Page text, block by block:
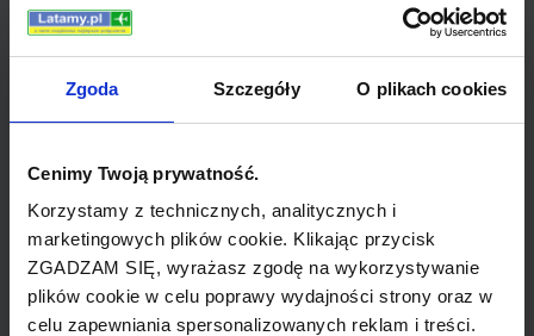
Zgoda Szczegóły O plikach cookies
Cenimy Twoją prywatność.
Korzystamy z technicznych, analitycznych i
marketingowych plików cookie. Klikając przycisk
ZGADZAM SIĘ, wyrażasz zgodę na wykorzystywanie
plików cookie w celu poprawy wydajności strony oraz w
celu zapewniania spersonalizowanych reklam i treści.
TYP POŁĄCZENIA
z przesiadką
REZERWACJA
online lub telefoniczna
PŁATNOŚĆ
przelew, gotówka, karta